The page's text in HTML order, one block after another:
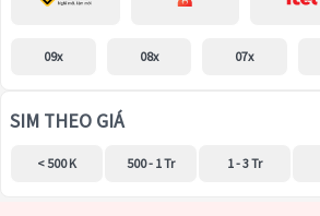
09x 08x 07x
SIM THEO GIÁ
< 500 K 500 - 1 Tr 1 - 3 Tr